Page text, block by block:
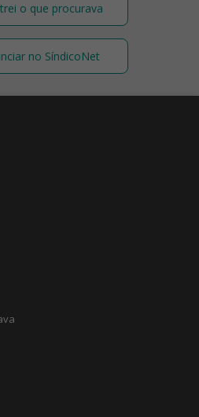
o que procurava
no SíndicoNet